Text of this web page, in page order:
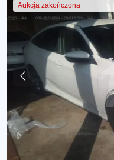
Aukcja zakończona